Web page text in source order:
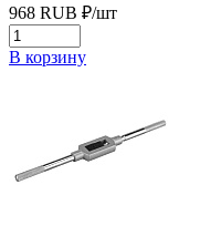
968 RUB ₽/шт
В корзину